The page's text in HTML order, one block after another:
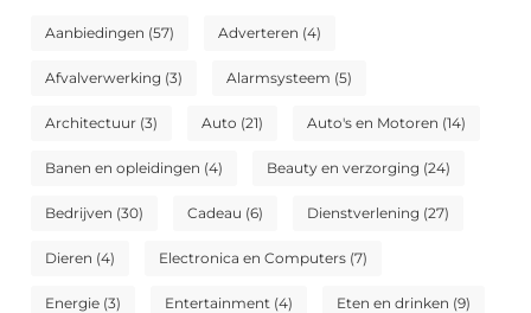
Aanbiedingen (57) Adverteren (4)
Afvalverwerking (3) Alarmsysteem (5)
Architectuur (3) Auto (21) Auto's en Motoren (14)
Banen en opleidingen (4) Beauty en verzorging (24)
Bedrijven (30) Cadeau (6) Dienstverlening (27)
Dieren (4) Electronica en Computers (7)
Energie (3) Entertainment (4) Eten en drinken (9)